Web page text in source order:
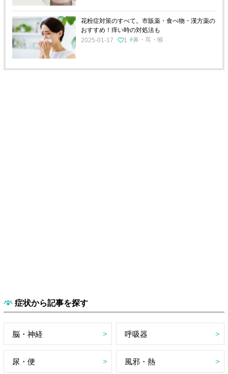
花粉症対策のすべて。市販薬・食べ物・漢方薬の
おすすめ！痒い時の対処法も
2025-01-17
1 鼻・耳・喉
症状から記事を探す
脳・神経 呼吸器
尿・便 風邪・熱